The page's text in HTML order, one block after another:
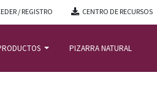
/ REGISTRO CENTRO DE RECURSOS
PIZARRA NATURAL